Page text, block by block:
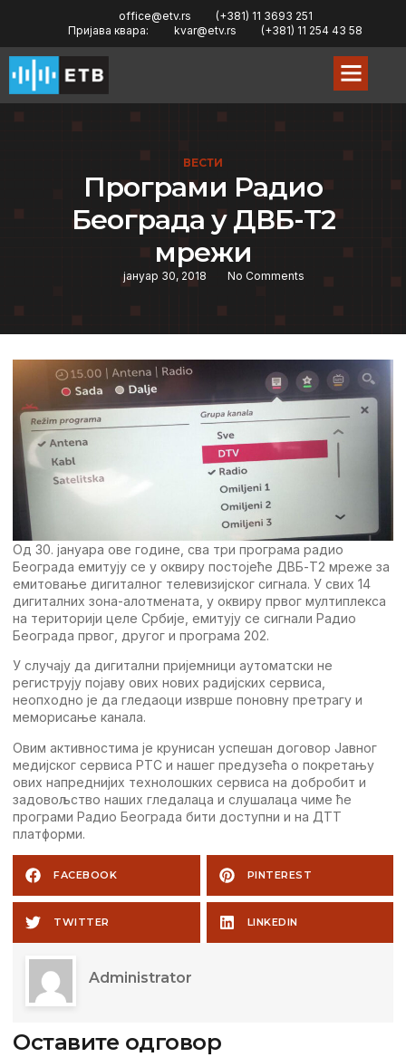
office@etv.rs
(+381) 11 3693 251
Пријава квара:
kvar@etv.rs (+381) 11 254 43 58
ВЕСТИ
Програми Радио
Београда у ДВБ-Т2
мрежи
јануар 30, 2018 No Comments
Од 30. јануара ове године, сва три програма радио
Београда емитују се у оквиру постојеће ДВБ-Т2 мреже за
емитовање дигиталног телевизијског сигнала. У свих 14
дигиталних зона-алотмената, у оквиру првог мултиплекса
на територији целе Србије, емитују се сигнали Радио
Београда првог, другог и програма 202.
У случају да дигитални пријемници аутоматски не
региструју појаву ових нових радијских сервиса,
неопходно је да гледаоци изврше поновну претрагу и
меморисање канала.
Овим активностима је крунисан успешан договор Јавног
медијског сервиса РТС и нашег предузећа о покретању
ових напреднијих технолошких сервиса на добробит и
задовољство наших гледалаца и слушалаца чиме ће
програми Радио Београда бити доступни и на ДТТ
платформи.
FACEBOOK PINTEREST
TWITTER LINKEDIN
Administrator
Оставите одговор